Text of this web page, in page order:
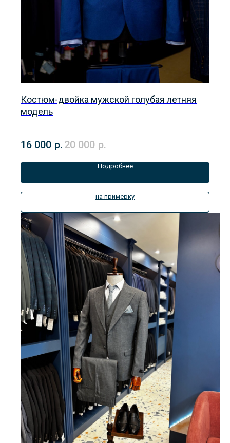
Костюм-двойка мужской голубая летняя
модель
16 000 р.20 000 р.
Подробнее
на примерку